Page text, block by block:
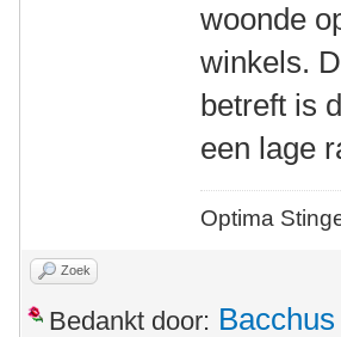
woonde
winkels.
betreft is
een lage
Optima
Zoek
Bedankt door: Bacchus